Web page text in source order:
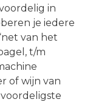
in
je iedere
van het
t/m
of wijn van